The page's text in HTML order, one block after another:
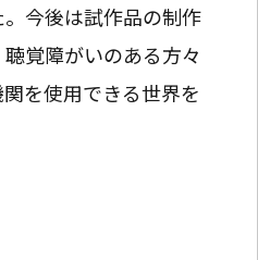
今後は試作品の制作
覚障がいのある方々
を使用できる世界を